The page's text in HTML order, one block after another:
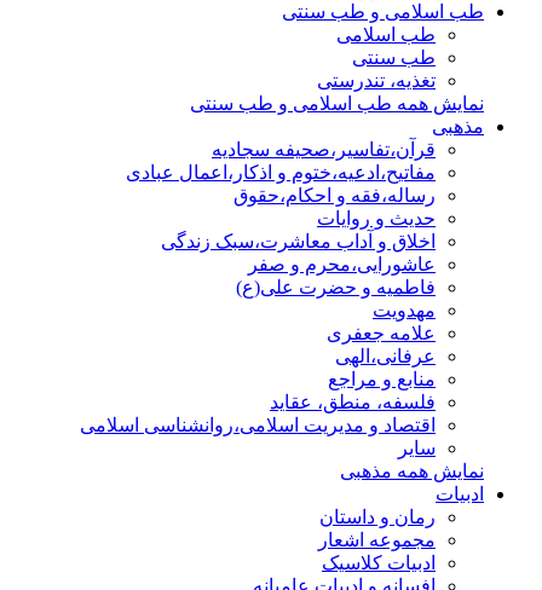
طب اسلامی و طب سنتی
طب اسلامی
طب سنتی
تغذیه، تندرستی
نمایش همه طب اسلامی و طب سنتی
مذهبی
قرآن،تفاسیر،صحیفه سجادیه
مفاتیح،ادعیه،ختوم و اذکار،اعمال عبادی
رساله،فقه و احکام،حقوق
حدیث و روایات
اخلاق و آداب معاشرت،سبک زندگی
عاشورایی،محرم و صفر
فاطمیه و حضرت علی(ع)
مهدویت
علامه جعفری
عرفانی،الهی
منابع و مراجع
فلسفه، منطق، عقاید
اقتصاد و مدیریت اسلامی،روانشناسی اسلامی
سایر
نمایش همه مذهبی
ادبیات
رمان و داستان
مجموعه اشعار
ادبیات کلاسیک
افسانه و ادبیات عامیانه